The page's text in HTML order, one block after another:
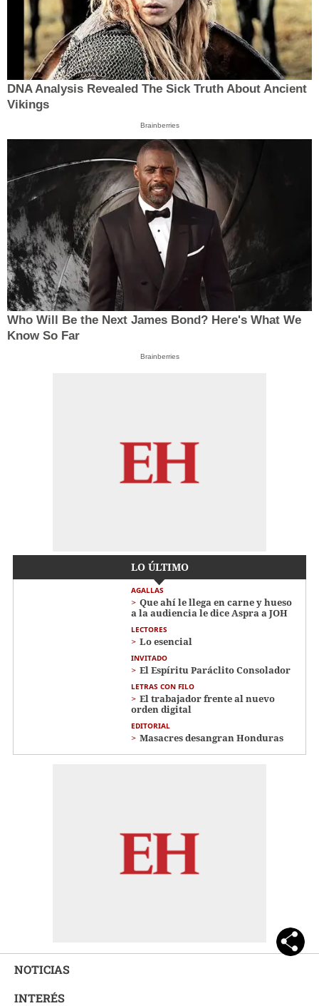
DNA Analysis Revealed The Sick Truth About Ancient
Vikings
Brainberries
Who Will Be the Next James Bond? Here's What We
Know So Far
Brainberries
LO ÚLTIMO
AGALLAS
Que ahí le llega en carne y hueso
a la audiencia le dice Aspra a JOH
LECTORES
Lo esencial
INVITADO
El Espíritu Paráclito Consolador
LETRAS CON FILO
El trabajador frente al nuevo
orden digital
EDITORIAL
Masacres desangran Honduras
NOTICIAS
INTERÉS